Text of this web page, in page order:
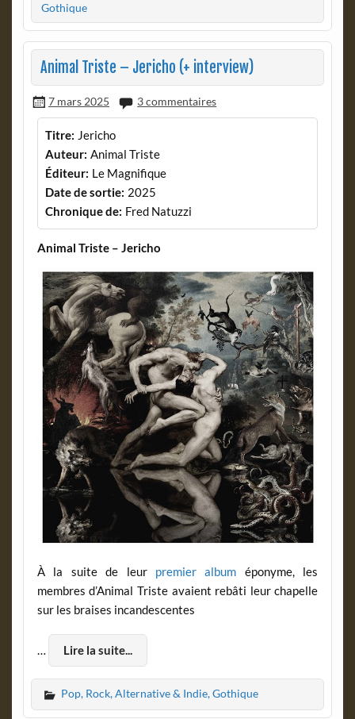
Gothique
Animal Triste – Jericho (+ interview)
7 mars 2025 3 commentaires
Titre: Jericho
Auteur: Animal Triste
Éditeur: Le Magnifique
Date de sortie: 2025
Chronique de: Fred Natuzzi
Animal Triste – Jericho
À la suite de leur premier album éponyme, les
membres d’Animal Triste avaient rebâti leur chapelle
sur les braises incandescentes
… Lire la suite...
Pop, Rock, Alternative & Indie, Gothique